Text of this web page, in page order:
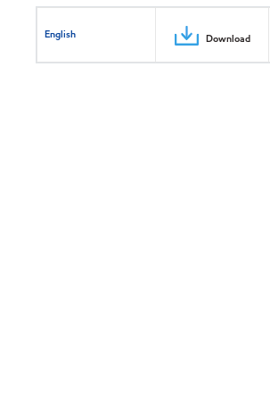
English Download